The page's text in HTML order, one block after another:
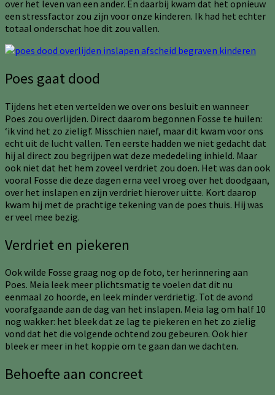
over het leven van een ander. En daarbij kwam dat het opnieuw
een stressfactor zou zijn voor onze kinderen. Ik had het echter
totaal onderschat hoe dit zou vallen.
Poes gaat dood
Tijdens het eten vertelden we over ons besluit en wanneer
Poes zou overlijden. Direct daarom begonnen Fosse te huilen:
‘ik vind het zo zielig!’. Misschien naïef, maar dit kwam voor ons
echt uit de lucht vallen. Ten eerste hadden we niet gedacht dat
hij al direct zou begrijpen wat deze mededeling inhield. Maar
ook niet dat het hem zoveel verdriet zou doen. Het was dan ook
vooral Fosse die deze dagen erna veel vroeg over het doodgaan,
over het inslapen en zijn verdriet hierover uitte. Kort daarop
kwam hij met de prachtige tekening van de poes thuis. Hij was
er veel mee bezig.
Verdriet en piekeren
Ook wilde Fosse graag nog op de foto, ter herinnering aan
Poes. Meia leek meer plichtsmatig te voelen dat dit nu
eenmaal zo hoorde, en leek minder verdrietig. Tot de avond
voorafgaande aan de dag van het inslapen. Meia lag om half 10
nog wakker: het bleek dat ze lag te piekeren en het zo zielig
vond dat het die volgende ochtend zou gebeuren. Ook hier
bleek er meer in het koppie om te gaan dan we dachten.
Behoefte aan concreet